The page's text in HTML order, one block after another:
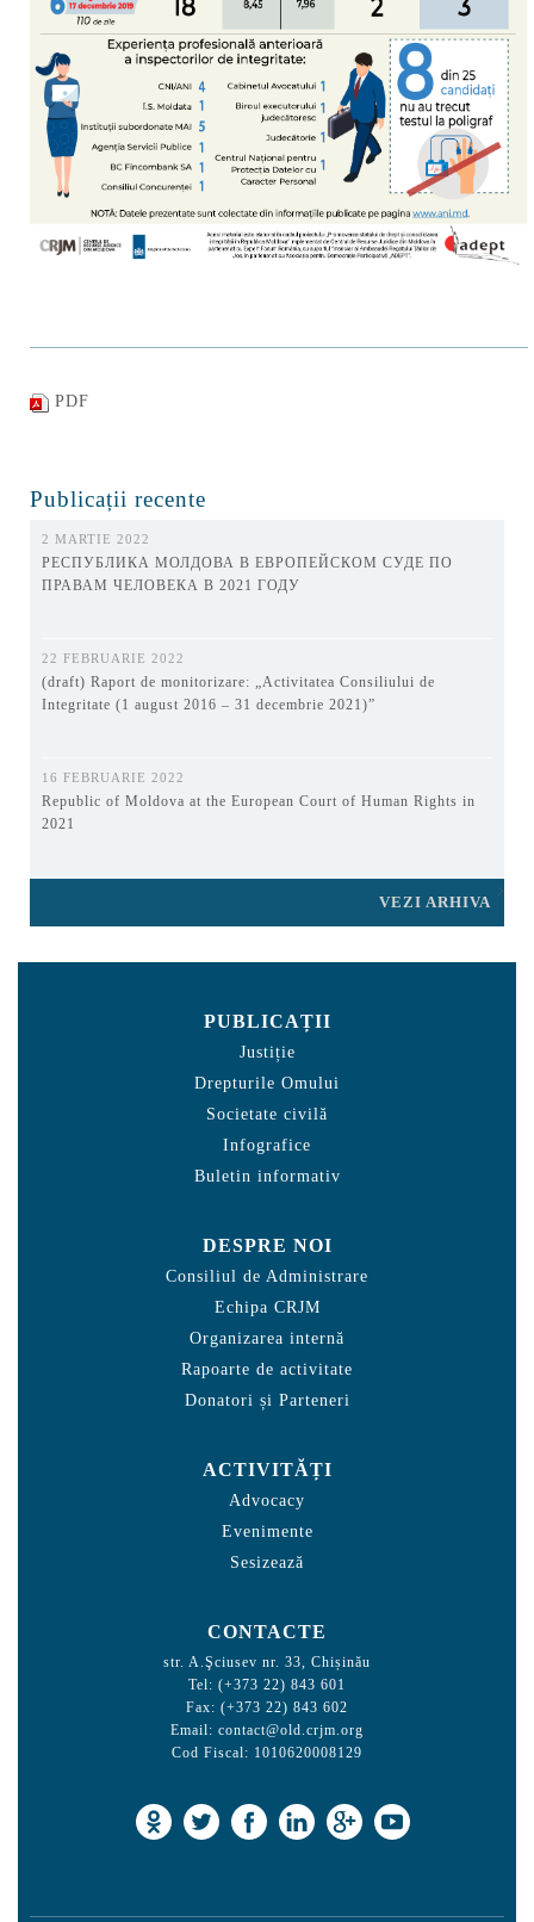
PDF
Publicații recente
2 MARTIE 2022
РЕСПУБЛИКА МОЛДОВА В ЕВРОПЕЙСКОМ СУДЕ ПО
ПРАВАМ ЧЕЛОВЕКА В 2021 ГОДУ
22 FEBRUARIE 2022
(draft) Raport de monitorizare: „Activitatea Consiliului de
Integritate (1 august 2016 – 31 decembrie 2021)”
16 FEBRUARIE 2022
Republic of Moldova at the European Court of Human Rights in
2021
VEZI ARHIVA
PUBLICAȚII
Justiție
Drepturile Omului
Societate civilă
Infografice
Buletin informativ
DESPRE NOI
Consiliul de Administrare
Echipa CRJM
Organizarea internă
Rapoarte de activitate
Donatori și Parteneri
ACTIVITĂȚI
Advocacy
Evenimente
Sesizează
CONTACTE
str. A.Şciusev nr. 33, Chișinău
Tel: (+373 22) 843 601
Fax: (+373 22) 843 602
Email: contact@old.crjm.org
Cod Fiscal: 1010620008129